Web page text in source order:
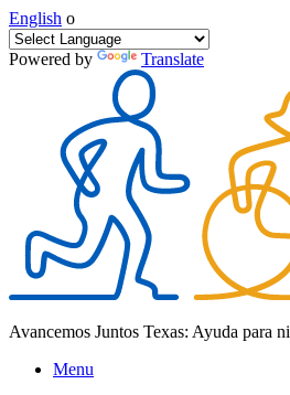
English o
Powered by Translate
Avancemos Juntos Texas: Ayuda para
Menu